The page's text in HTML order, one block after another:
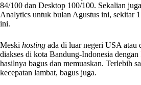
84/100 dan Desktop 100/100. Sekalian
Analytics untuk bulan Agustus ini, sekitar
ini.
Meski hosting ada di luar negeri USA atau
diakses di kota Bandung-Indonesia dengan
hasilnya bagus dan memuaskan. Terlebih
kecepatan lambat, bagus juga.